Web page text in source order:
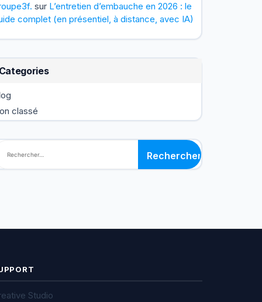
sur L’entretien d’embauche en 2026 : le
complet (en présentiel, à distance, avec IA)
Categories
classé
:
Studio